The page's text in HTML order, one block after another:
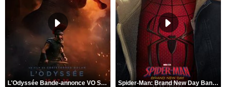
L'Odyssée Bande-annonce VO STFR Spider-Man: Brand New Day Bande-annonce VO STFR